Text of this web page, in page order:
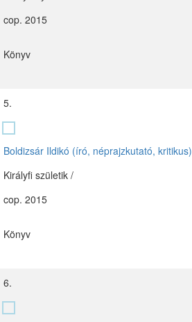
cop. 2015
Könyv
5.
Boldizsár Ildikó (író, néprajzkutató, kritikus)
Királyfi születik /
cop. 2015
Könyv
6.